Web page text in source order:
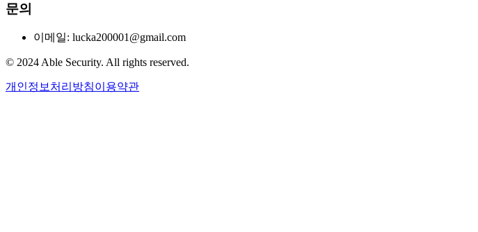
문의
이메일: lucka200001@gmail.com
© 2024 Able Security. All rights reserved.
개인정보처리방침이용약관